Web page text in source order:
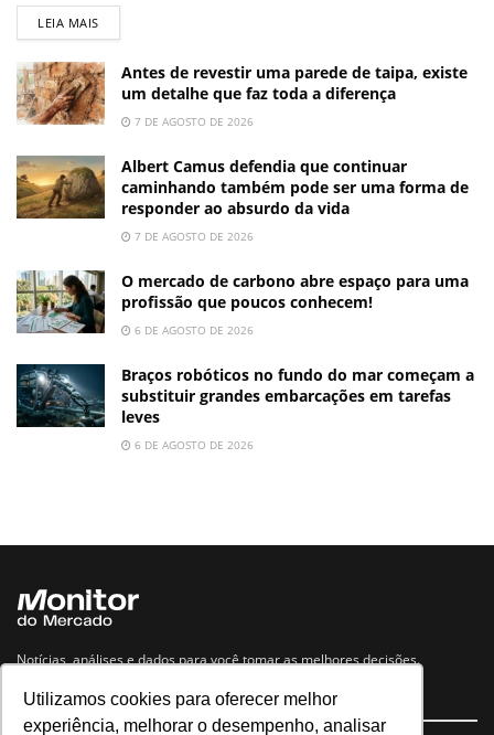
Utilizamos cookies para oferecer melhor
experiência, melhorar o desempenho, analisar
LEIA MAIS
Antes de revestir uma parede de taipa, existe
um detalhe que faz toda a diferença
7 DE AGOSTO DE 2026
Albert Camus defendia que continuar
caminhando também pode ser uma forma de
responder ao absurdo da vida
7 DE AGOSTO DE 2026
O mercado de carbono abre espaço para uma
profissão que poucos conhecem!
6 DE AGOSTO DE 2026
Braços robóticos no fundo do mar começam a
substituir grandes embarcações em tarefas
leves
6 DE AGOSTO DE 2026
Notícias, análises e dados para você tomar as melhores decisões.
Navegue no site